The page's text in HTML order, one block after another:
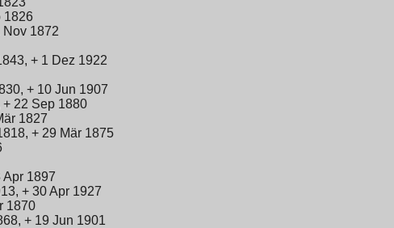
1826
Nov 1872
+ 1 Dez 1922
+ 10 Jun 1907
22 Sep 1880
1827
+ 29 Mär 1875
Apr 1897
+ 30 Apr 1927
1870
+ 19 Jun 1901